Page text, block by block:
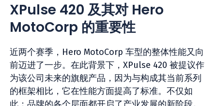
XPulse 420 及其对 Hero
MotoCorp 的重要性
近两个赛季，Hero MotoCorp 车型的整体性能又向
前迈进了一步。在此背景下，XPulse 420 被提议作
为该公司未来的旗舰产品，因为与构成其当前系列
的框架相比，它在性能方面提高了标准。不仅如